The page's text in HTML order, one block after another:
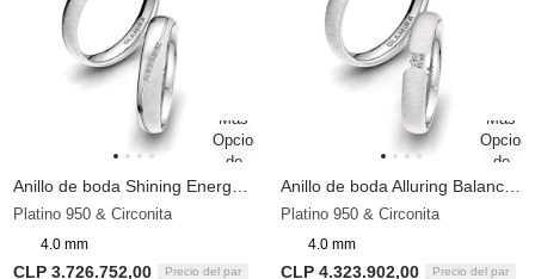
Platino 950 & Circonita
4.0 mm
CLP 3.726.752,00 Precio del par
Platino 950 & Circonita
4.0 mm
CLP 4.323.902,00 Precio del par